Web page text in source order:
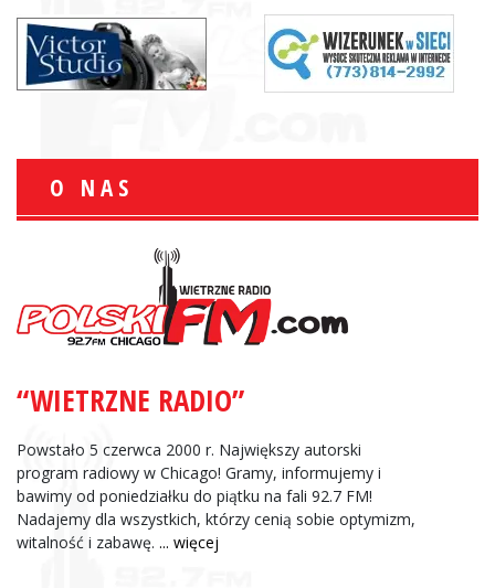
O NAS
“WIETRZNE RADIO”
Powstało 5 czerwca 2000 r. Największy autorski
program radiowy w Chicago! Gramy, informujemy i
bawimy od poniedziałku do piątku na fali 92.7 FM!
Nadajemy dla wszystkich, którzy cenią sobie optymizm,
witalność i zabawę. ... więcej